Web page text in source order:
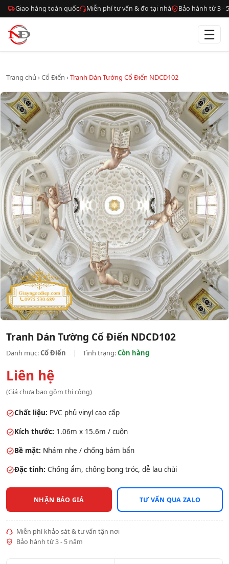
Giao hàng toàn quốc Miễn phí tư vấn & đo tại nhà Bảo hành từ 3 -
☰
Trang chủ ›Cổ Điển ›Tranh Dán Tường Cổ Điển NDCD102
Tranh Dán Tường Cổ Điển NDCD102
Danh mục:Cổ Điển Tình trạng:Còn hàng
Liên hệ
(Giá chưa bao gồm thi công)
Chất liệu: PVC phủ vinyl cao cấp
Kích thước: 1.06m x 15.6m / cuộn
Bề mặt: Nhám nhẹ / chống bám bẩn
Đặc tính: Chống ẩm, chống bong tróc, dễ lau chùi
NHẬN BÁO GIÁ TƯ VẤN QUA ZALO
Miễn phí khảo sát & tư vấn tận nơi
Bảo hành từ 3 - 5 năm